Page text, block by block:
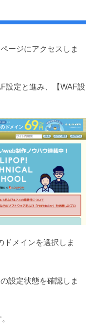
ージにアクセスしま
設定と進み、【WAF設
ドメインを選択しま
設定状態を確認しま